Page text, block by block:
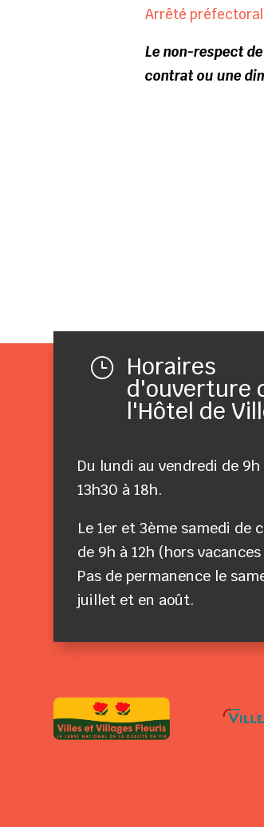
Arrêté
Le non-respect
contrat ou une
} Horaires
d'ouverture
l'Hôtel de
Du lundi au vendredi de 9h
13h30 à 18h.
Le 1er et 3ème samedi de
de 9h à 12h (hors
Pas de permanence le
juillet et en août.